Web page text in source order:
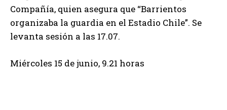
Compañía, quien asegura que “Barrientos
organizaba la guardia en el Estadio Chile”. Se
levanta sesión a las 17.07.
Miércoles 15 de junio, 9.21 horas